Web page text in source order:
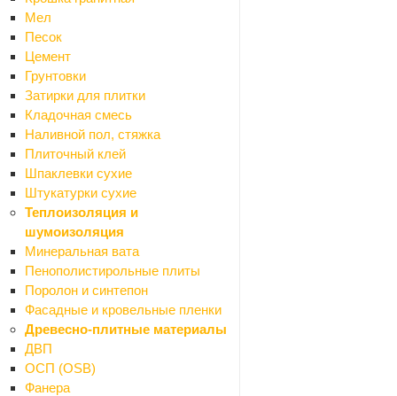
Мел
Песок
Цемент
Грунтовки
Затирки для плитки
Кладочная смесь
Наливной пол, стяжка
Плиточный клей
Шпаклевки сухие
Штукатурки сухие
Теплоизоляция и
шумоизоляция
Минеральная вата
Пенополистирольные плиты
Поролон и синтепон
Фасадные и кровельные пленки
Древесно-плитные материалы
ДВП
ОСП (OSB)
Фанера
Ссылка на товар другого магазина
Сообщение
Я согласен наобработку персональных данных
ОТПРАВИТЬ